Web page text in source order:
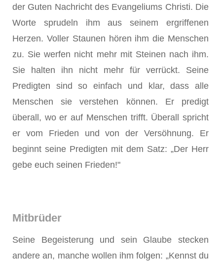
der Guten Nachricht des Evangeliums Christi. Die
Worte sprudeln ihm aus seinem ergriffenen
Herzen. Voller Staunen hören ihm die Menschen
zu. Sie werfen nicht mehr mit Steinen nach ihm.
Sie halten ihn nicht mehr für verrückt. Seine
Predigten sind so einfach und klar, dass alle
Menschen sie verstehen können. Er predigt
überall, wo er auf Menschen trifft. Überall spricht
er vom Frieden und von der Versöhnung. Er
beginnt seine Predigten mit dem Satz: „Der Herr
gebe euch seinen Frieden!"
Mitbrüder
Seine Begeisterung und sein Glaube stecken
andere an, manche wollen ihm folgen: „Kennst du